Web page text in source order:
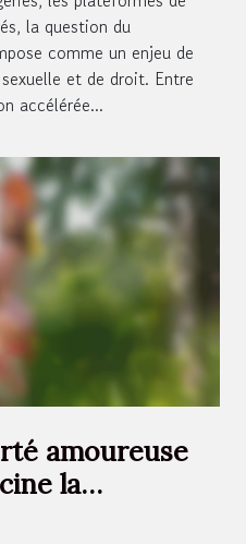
la question du
comme un enjeu de
et de droit. Entre
accélérée...
amoureuse
la